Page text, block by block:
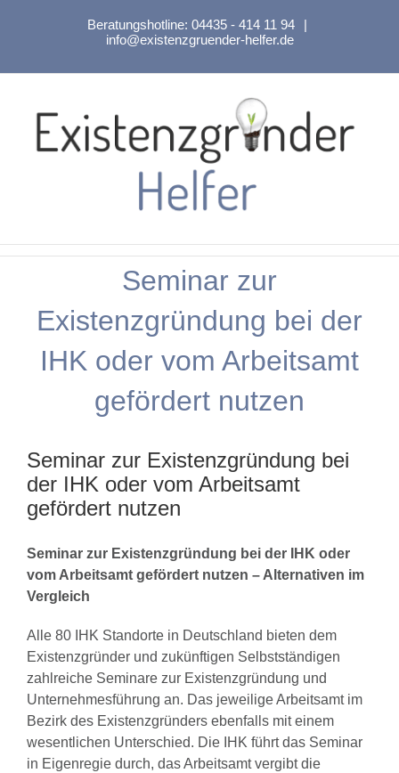
Beratungshotline: 04435 - 414 11 94
|
info@existenzgruender-helfer.de
Seminar zur
Existenzgründung bei der
IHK oder vom Arbeitsamt
gefördert nutzen
Seminar zur Existenzgründung bei
der IHK oder vom Arbeitsamt
gefördert nutzen
Seminar zur Existenzgründung bei der IHK oder
vom Arbeitsamt gefördert nutzen – Alternativen im
Vergleich
Alle 80 IHK Standorte in Deutschland bieten dem
Existenzgründer und zukünftigen Selbstständigen
zahlreiche Seminare zur Existenzgründung und
Unternehmesführung an. Das jeweilige Arbeitsamt im
Bezirk des Existenzgründers ebenfalls mit einem
wesentlichen Unterschied. Die IHK führt das Seminar
in Eigenregie durch, das Arbeitsamt vergibt die